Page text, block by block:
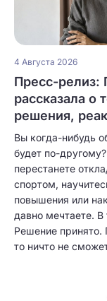
4 Августа 2026
Пресс-релиз:
рассказала о
решения,
Вы когда-нибудь
будет по-
перестанете
спортом,
повышения или
давно мечтаете.
Решение принято.
то ничто не